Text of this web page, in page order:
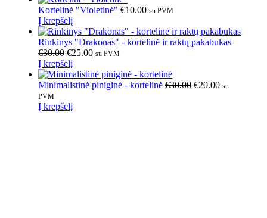
Kortelinė "Violetinė" €10.00 su PVM
Į krepšelį
Rinkinys "Drakonas" - kortelinė ir raktų pakabukas
€30.00 €25.00 su PVM
Į krepšelį
Minimalistinė piniginė - kortelinė €30.00 €20.00 su
PVM
Į krepšelį